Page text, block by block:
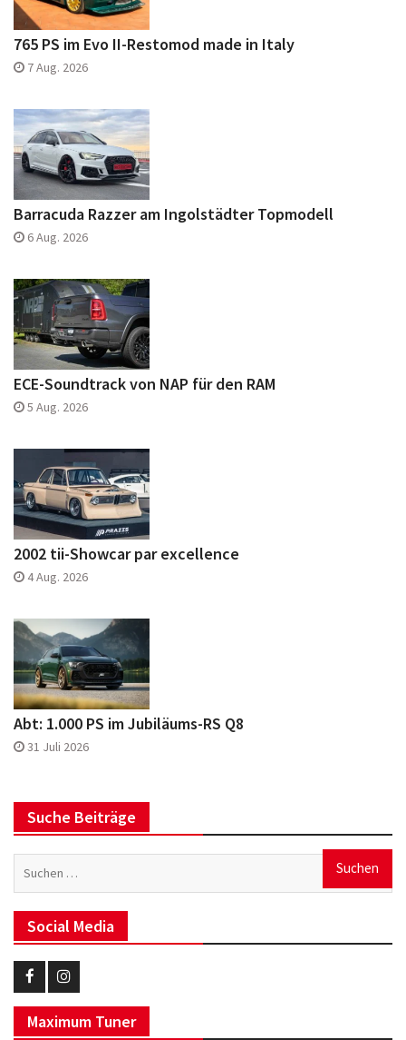
765 PS im Evo II-Restomod made in Italy
7 Aug. 2026
Barracuda Razzer am Ingolstädter Topmodell
6 Aug. 2026
ECE-Soundtrack von NAP für den RAM
5 Aug. 2026
2002 tii-Showcar par excellence
4 Aug. 2026
Abt: 1.000 PS im Jubiläums-RS Q8
31 Juli 2026
Suche Beiträge
Suchen
nach:
Social Media
FacebookInstagram
Maximum Tuner